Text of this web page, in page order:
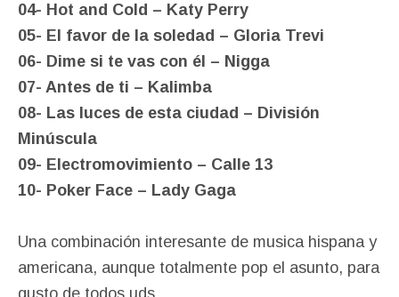
04- Hot and Cold – Katy Perry
05- El favor de la soledad – Gloria Trevi
06- Dime si te vas con él – Nigga
07- Antes de ti – Kalimba
08- Las luces de esta ciudad – División
Minúscula
09- Electromovimiento – Calle 13
10- Poker Face – Lady Gaga
Una combinación interesante de musica hispana y
americana, aunque totalmente pop el asunto, para
gusto de todos uds.